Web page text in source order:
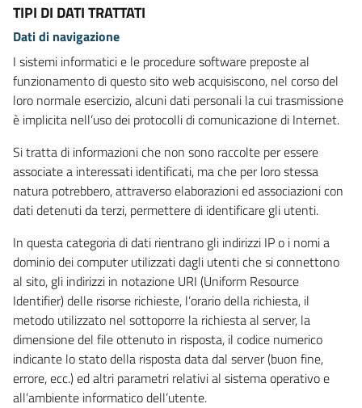
TIPI DI DATI TRATTATI
Dati di navigazione
I sistemi informatici e le procedure software preposte al
funzionamento di questo sito web acquisiscono, nel corso del
loro normale esercizio, alcuni dati personali la cui trasmissione
è implicita nell’uso dei protocolli di comunicazione di Internet.
Si tratta di informazioni che non sono raccolte per essere
associate a interessati identificati, ma che per loro stessa
natura potrebbero, attraverso elaborazioni ed associazioni con
dati detenuti da terzi, permettere di identificare gli utenti.
In questa categoria di dati rientrano gli indirizzi IP o i nomi a
dominio dei computer utilizzati dagli utenti che si connettono
al sito, gli indirizzi in notazione URI (Uniform Resource
Identifier) delle risorse richieste, l’orario della richiesta, il
metodo utilizzato nel sottoporre la richiesta al server, la
dimensione del file ottenuto in risposta, il codice numerico
indicante lo stato della risposta data dal server (buon fine,
errore, ecc.) ed altri parametri relativi al sistema operativo e
all’ambiente informatico dell’utente.